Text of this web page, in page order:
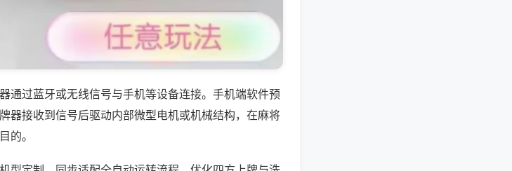
通过蓝牙或无线信号与手机等设备连接。手机端软件预
器接收到信号后驱动内部微型电机或机械结构，在麻将
的。